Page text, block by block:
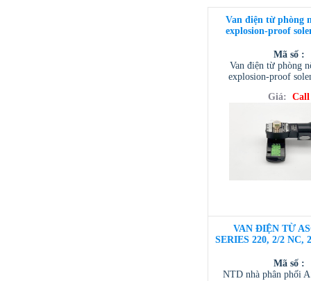
Van điện từ phòng
explosion-proof
Mã số :
Van điện từ phòng
explosion-proof
Giá: Call
VAN ĐIỆN TỪ
SERIES 220, 2/2 NC,
Mã số :
NTD nhà phân phối